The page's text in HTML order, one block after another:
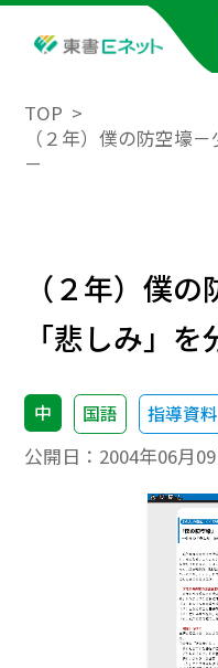
TOP
（２年）僕の防空壕
－
（２年）僕
「悲しみ」
中 国語 指導資料
公開日： 2004年06月